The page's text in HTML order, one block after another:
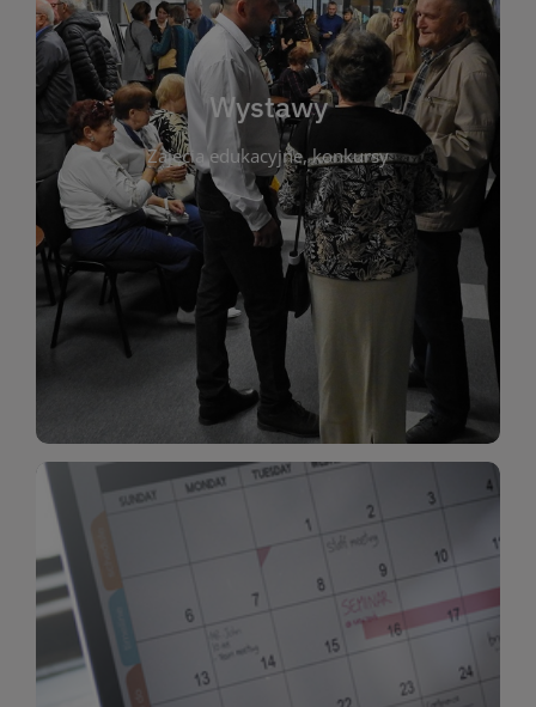
Wystawy
Zajęcia edukacyjne, konkursy
Wystawy
Biblioteka organizuje prezentujące zarówno
sztukę lokalnych twórców, jak i zbiory tematyczne.
W tej sekcji znajdziesz informacje o aktualnych
ekspozycjach oraz archiwum wystaw z
poprzednich lat. Prezentowane prace obejmują
malarstwo, fotografię, rękodzieło i inne formy
artystyczne. Każda wystawa to wyjątkowa okazja
do kontaktu z kulturą i sztuką w przestrzeni
biblioteki. Serdecznie zapraszamy wszystkich
Kalendarz Imprez
Zakładka ta gromadzi wszystkie planowane
wydarzenia kulturalne i edukacyjne organizowane
przez bibliotekę. Możesz tu sprawdzić terminy